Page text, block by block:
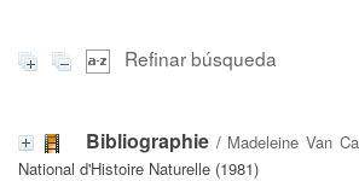
Refinar búsqueda
Bibliographie/ Madeleine Van
National d'Histoire Naturelle (1981)